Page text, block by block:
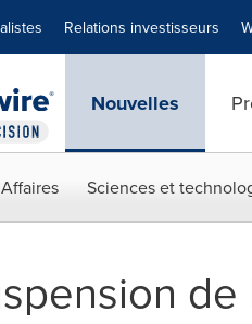
Relations investisseurs
Nouvelles
Affaires Sciences et